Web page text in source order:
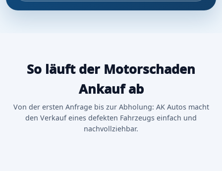
So läuft der Motorschaden
Ankauf ab
Von der ersten Anfrage bis zur Abholung: AK Autos macht
den Verkauf eines defekten Fahrzeugs einfach und
nachvollziehbar.